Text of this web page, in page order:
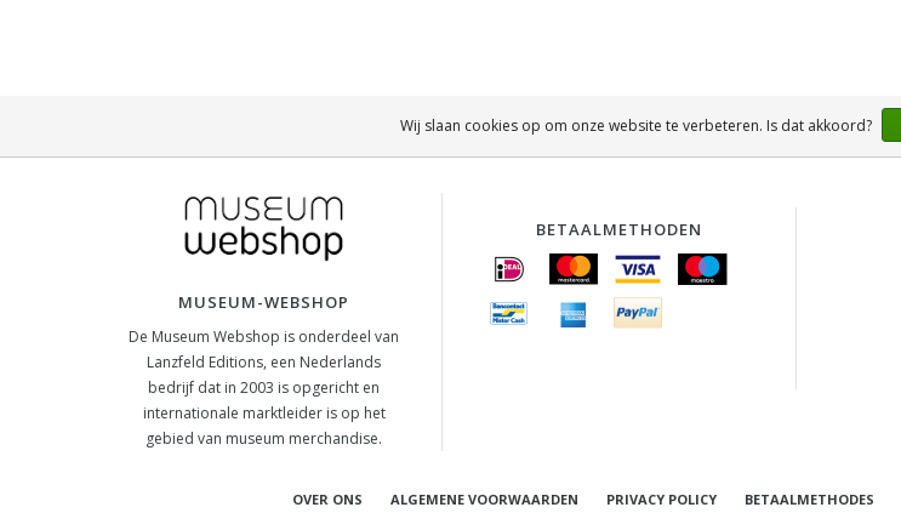
MUSEUM-WEBSHOP
De Museum Webshop is onderdeel van
Lanzfeld Editions, een Nederlands
bedrijf dat in 2003 is opgericht en
internationale marktleider is op het
gebied van museum merchandise.
BETAALMETHODEN
OVER ONS ALGEMENE VOORWAARDEN PRIVACY POLICY BETAALMETHODES
Wij slaan cookies op om onze website te verbeteren. Is dat akkoord?